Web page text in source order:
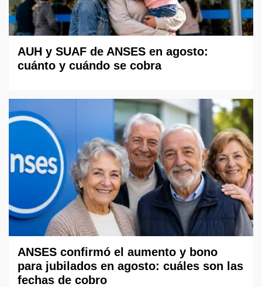
AUH y SUAF de ANSES en agosto:
cuánto y cuándo se cobra
ANSES confirmó el aumento y bono
para jubilados en agosto: cuáles son las
fechas de cobro